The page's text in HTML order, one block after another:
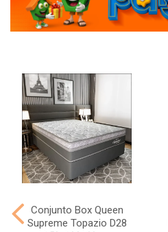
Conjunto Box Queen
Supreme Topazio D28